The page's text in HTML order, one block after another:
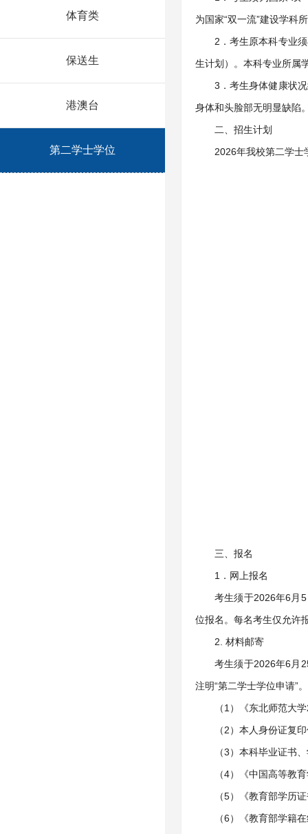
体育类
保送生
港澳台
第二学士学位
为国家“双一流”建设学科
2．考生原本科专业
生计划）。本科专业所属
3．考生身体健康状
身体和头脸部无明显缺陷
二、招生计划
2026年我校第二学士
三、报名
1．网上报名
考生须于2026年6月
位报名。每名考生仅允许
2. 材料邮寄
考生须于2026年6月
注明“第二学士学位申请”
（1）《东北师范大
（2）本人身份证复
（3）本科毕业证书
（4）《中国高等教
（5）《教育部学历
（6）《教育部学籍